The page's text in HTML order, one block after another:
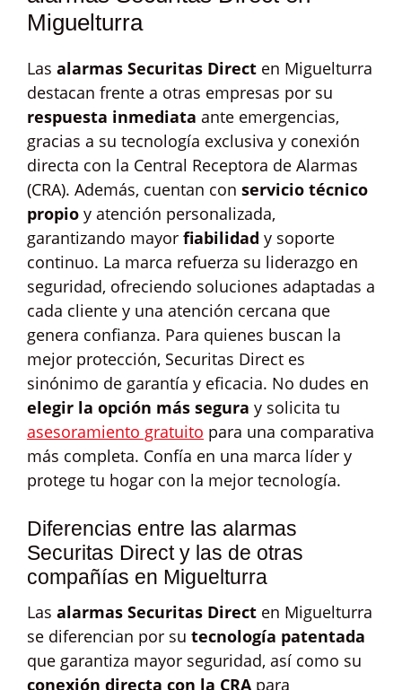
Miguelturra
Las alarmas Securitas Direct en Miguelturra
destacan frente a otras empresas por su
respuesta inmediata ante emergencias,
gracias a su tecnología exclusiva y conexión
directa con la Central Receptora de Alarmas
(CRA). Además, cuentan con servicio técnico
propio y atención personalizada,
garantizando mayor fiabilidad y soporte
continuo. La marca refuerza su liderazgo en
seguridad, ofreciendo soluciones adaptadas a
cada cliente y una atención cercana que
genera confianza. Para quienes buscan la
mejor protección, Securitas Direct es
sinónimo de garantía y eficacia. No dudes en
elegir la opción más segura y solicita tu
asesoramiento gratuito para una comparativa
más completa. Confía en una marca líder y
protege tu hogar con la mejor tecnología.
Diferencias entre las alarmas
Securitas Direct y las de otras
compañías en Miguelturra
Las alarmas Securitas Direct en Miguelturra
se diferencian por su tecnología patentada
que garantiza mayor seguridad, así como su
conexión directa con la CRApara